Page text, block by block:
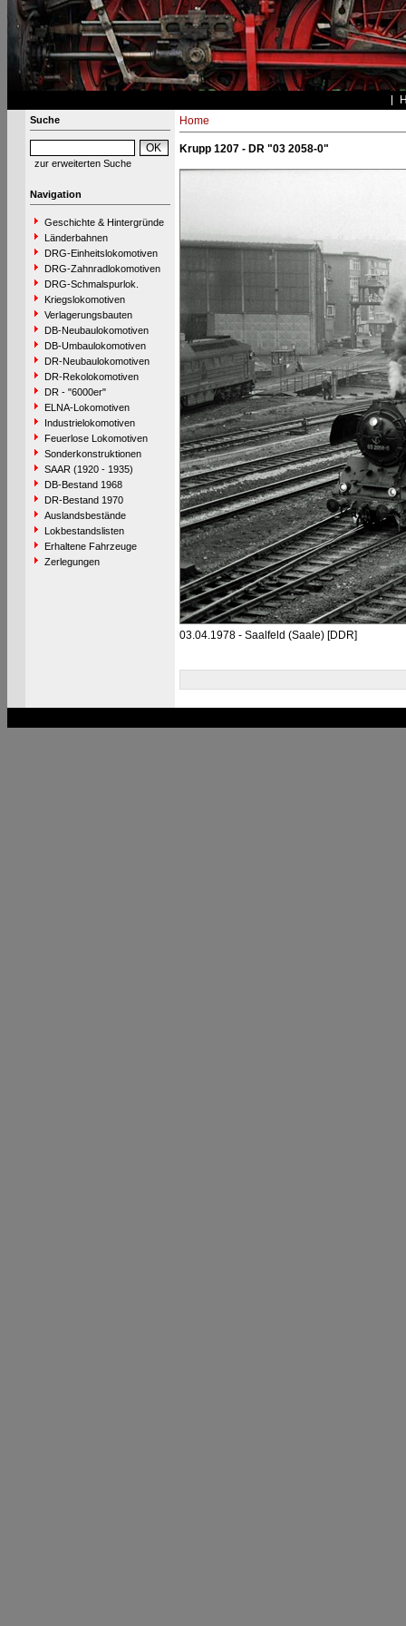
Suche
zur erweiterten Suche
Navigation
Geschichte & Hintergründe
Länderbahnen
DRG-Einheitslokomotiven
DRG-Zahnradlokomotiven
DRG-Schmalspurlok.
Kriegslokomotiven
Verlagerungsbauten
DB-Neubaulokomotiven
DB-Umbaulokomotiven
DR-Neubaulokomotiven
DR-Rekolokomotiven
DR - "6000er"
ELNA-Lokomotiven
Industrielokomotiven
Feuerlose Lokomotiven
Sonderkonstruktionen
SAAR (1920 - 1935)
DB-Bestand 1968
DR-Bestand 1970
Auslandsbestände
Lokbestandslisten
Erhaltene Fahrzeuge
Zerlegungen
Home
Krupp 1207 - DR "03 2058-0"
03.04.1978 - Saalfeld (Saale) [DDR]